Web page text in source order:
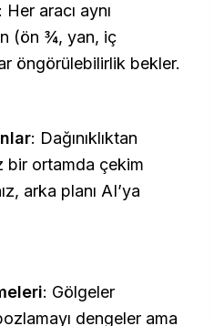
: Her aracı aynı
(ön ¾, yan, iç
öngörülebilirlik bekler.
: Dağınıklıktan
bir ortamda çekim
arka planı AI’ya
: Gölgeler
dengeler ama